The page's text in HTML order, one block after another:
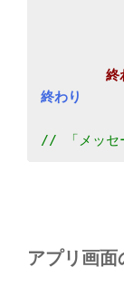
終わり
// 「メッセ
アプリ画面